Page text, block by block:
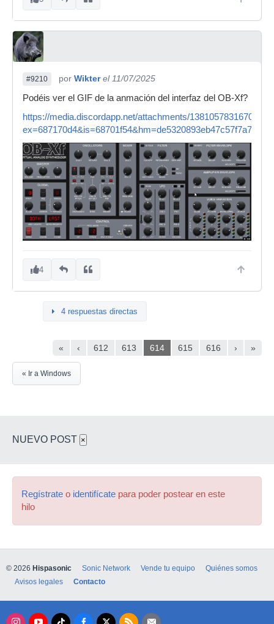
#9210 por Wikter el 11/07/2025
Podéis ver el GIF de la anmación del interfaz del OB-Xf?
https://media.discordapp.net/attachments/
4
4 respuestas directas
« ‹ 612 613 614 615 616 › »
« Ir a Windows
NUEVO POST ×
Regístrate o identifícate para poder postear en este
hilo
© 2026 Hispasonic Sonic Network Vende tu equipo
Quiénes somos
Avisos legales
Contacto